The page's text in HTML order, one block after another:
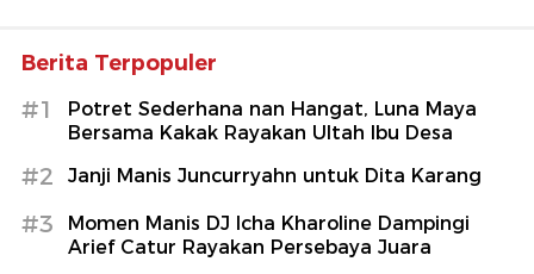
Berita Terpopuler
#1
Potret Sederhana nan Hangat, Luna Maya
Bersama Kakak Rayakan Ultah Ibu Desa
#2 Janji Manis Juncurryahn untuk Dita Karang
#3
Momen Manis DJ Icha Kharoline Dampingi
Arief Catur Rayakan Persebaya Juara